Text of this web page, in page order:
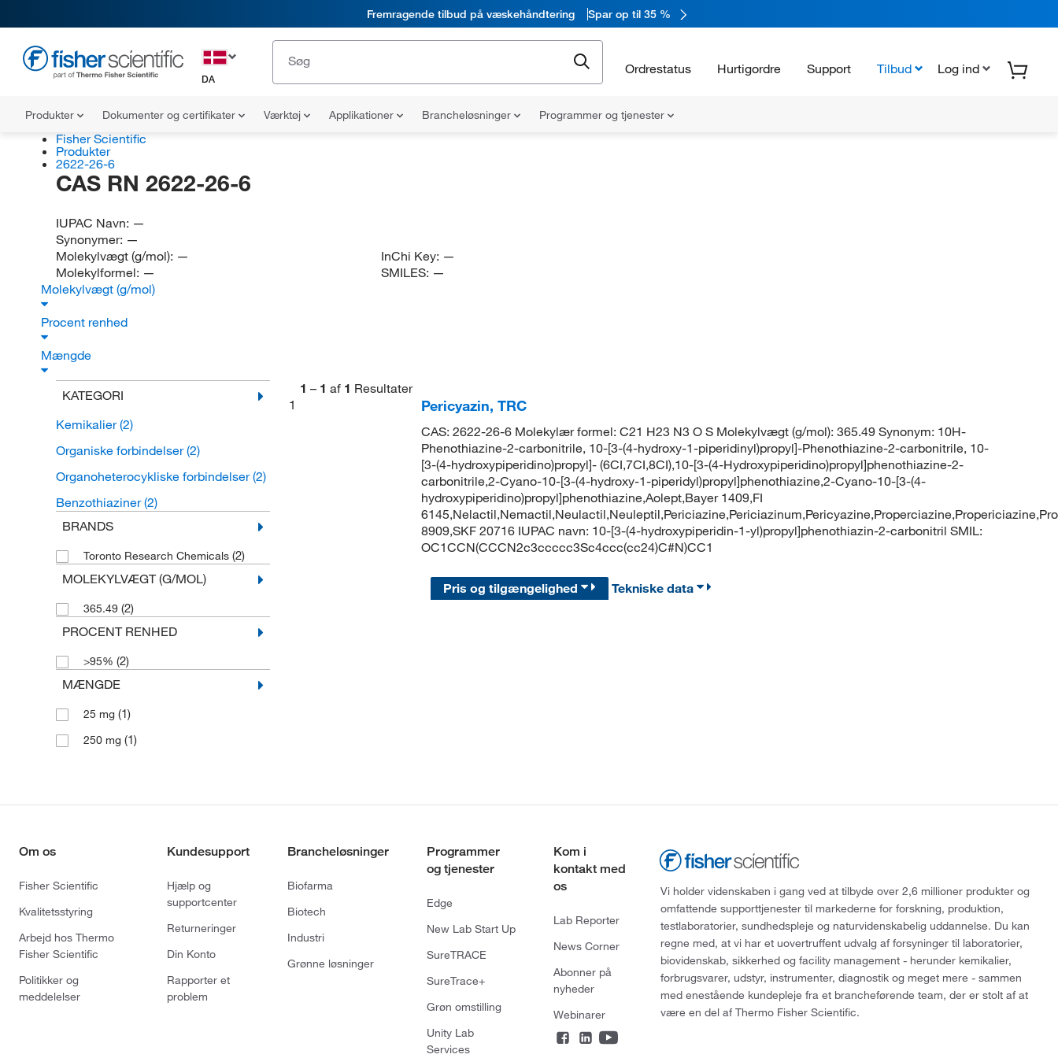
Fremragende tilbud på væskehåndtering Spar op til 35 %
DA
Ordrestatus Hurtigordre Support Tilbud Log ind
Produkter Dokumenter og certifikater Værktøj Applikationer Brancheløsninger Programmer og tjenester
Fisher Scientific
Produkter
2622-26-6
CAS RN 2622-26-6
IUPAC Navn: —
Synonymer: —
Molekylvægt (g/mol): —
Molekylformel: —
InChi Key: —
SMILES: —
Molekylvægt (g/mol)
Procent renhed
Mængde
KATEGORI
Kemikalier(2)
Organiske forbindelser(2)
Organoheterocykliske forbindelser(2)
Benzothiaziner(2)
BRANDS
Toronto Research Chemicals (2)
MOLEKYLVÆGT (G/MOL)
365.49 (2)
PROCENT RENHED
>95% (2)
MÆNGDE
25 mg (1)
250 mg (1)
1 – 1 af 1 Resultater
1
Pericyazin, TRC
CAS: 2622-26-6 Molekylær formel: C21 H23 N3 O S Molekylvægt (g/mol): 365.49 Synonym: 10H-
Phenothiazine-2-carbonitrile, 10-[3-(4-hydroxy-1-piperidinyl)propyl]-Phenothiazine-2-carbonitrile, 10-
[3-(4-hydroxypiperidino)propyl]- (6CI,7CI,8CI),10-[3-(4-Hydroxypiperidino)propyl]phenothiazine-2-
carbonitrile,2-Cyano-10-[3-(4-hydroxy-1-piperidyl)propyl]phenothiazine,2-Cyano-10-[3-(4-
hydroxypiperidino)propyl]phenothiazine,Aolept,Bayer 1409,FI
8909,SKF 20716 IUPAC navn: 10-[3-(4-hydroxypiperidin-1-yl)propyl]phenothiazin-2-carbonitril SMIL:
OC1CCN(CCCN2c3ccccc3Sc4ccc(cc24)C#N)CC1
Pris og tilgængelighed Tekniske data
Om os
Fisher Scientific
Kvalitetsstyring
Arbejd hos Thermo
Fisher Scientific
Politikker og
meddelelser
Kundesupport
Hjælp og
supportcenter
Returneringer
Din Konto
Rapporter et
problem
Brancheløsninger
Biofarma
Biotech
Industri
Grønne løsninger
Programmer
og tjenester
Edge
New Lab Start Up
SureTRACE
SureTrace+
Grøn omstilling
Unity Lab
Services
Kom i
kontakt med
os
Lab Reporter
News Corner
Abonner på
nyheder
Webinarer
Vi holder videnskaben i gang ved at tilbyde over 2,6 millioner produkter og
omfattende supporttjenester til markederne for forskning, produktion,
testlaboratorier, sundhedspleje og naturvidenskabelig uddannelse. Du kan
regne med, at vi har et uovertruffent udvalg af forsyninger til laboratorier,
biovidenskab, sikkerhed og facility management - herunder kemikalier,
forbrugsvarer, udstyr, instrumenter, diagnostik og meget mere - sammen
med enestående kundepleje fra et brancheførende team, der er stolt af at
være en del af Thermo Fisher Scientific.